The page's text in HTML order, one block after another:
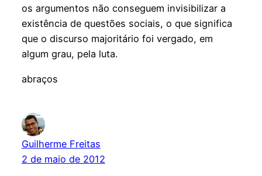
os argumentos não conseguem invisibilizar a
existência de questões sociais, o que significa
que o discurso majoritário foi vergado, em
algum grau, pela luta.
abraços
Guilherme Freitas
2 de maio de 2012